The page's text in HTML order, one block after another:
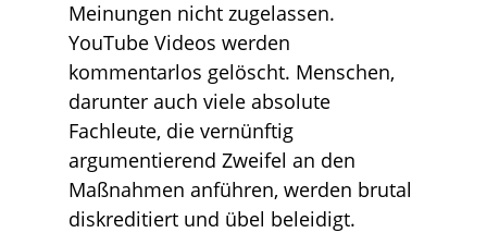
Meinungen nicht zugelassen.
YouTube Videos werden
kommentarlos gelöscht. Menschen,
darunter auch viele absolute
Fachleute, die vernünftig
argumentierend Zweifel an den
Maßnahmen anführen, werden brutal
diskreditiert und übel beleidigt.